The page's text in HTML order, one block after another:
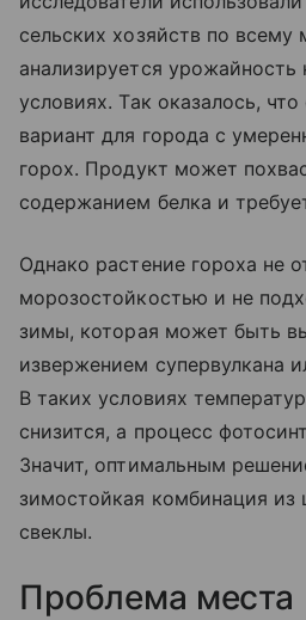
сельских хозяйств по всему
анализируется урожайность
условиях. Так оказалось,
вариант для города с
горох. Продукт может
содержанием белка и
Однако растение гороха не
морозостойкостью и не
зимы, которая может быть
извержением супервулкана
В таких условиях
снизится, а процесс
Значит, оптимальным
зимостойкая комбинация из
свеклы.
Проблема места